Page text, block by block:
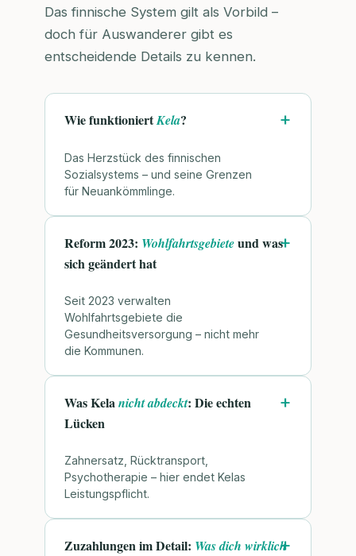
Das finnische System gilt als Vorbild –
doch für Auswanderer gibt es
entscheidende Details zu kennen.
Wie funktioniertKela?
Das Herzstück des finnischen
Sozialsystems – und seine Grenzen
für Neuankömmlinge.
Reform 2023: Wohlfahrtsgebieteund was
sich geändert hat
Seit 2023 verwalten
Wohlfahrtsgebiete die
Gesundheitsversorgung – nicht mehr
die Kommunen.
Was Kelanicht abdeckt: Die echten
Lücken
Zahnersatz, Rücktransport,
Psychotherapie – hier endet Kelas
Leistungspflicht.
Zuzahlungen im Detail: Was dich wirklich